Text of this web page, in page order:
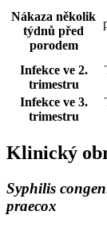
Nákaza několik
týdnů před
porodem
Infekce ve 2.
trimestru
Infekce ve 3.
trimestru
Klinický
Syphilis
praecox